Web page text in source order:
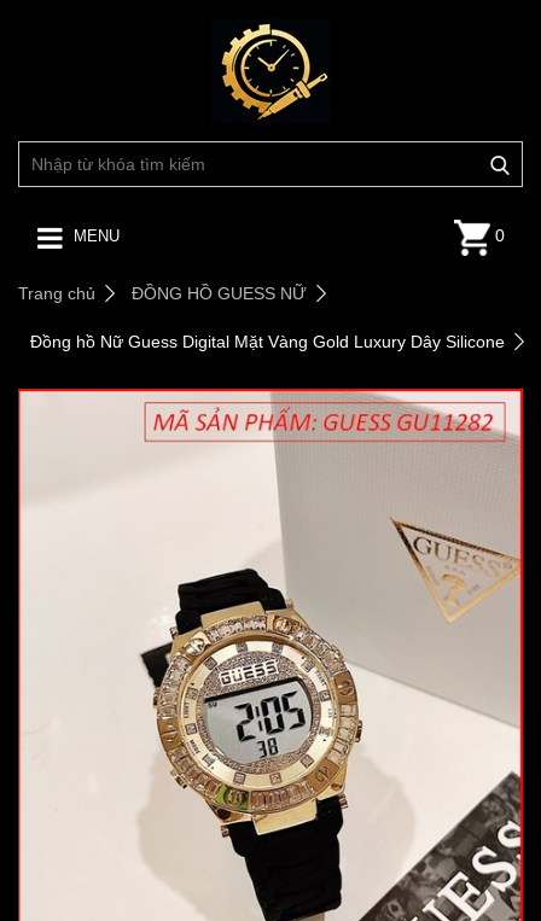
MENU 0
Trang chủ ĐỒNG HỒ GUESS NỮ
Đồng hồ Nữ Guess Digital Mặt Vàng Gold Luxury Dây Silicone